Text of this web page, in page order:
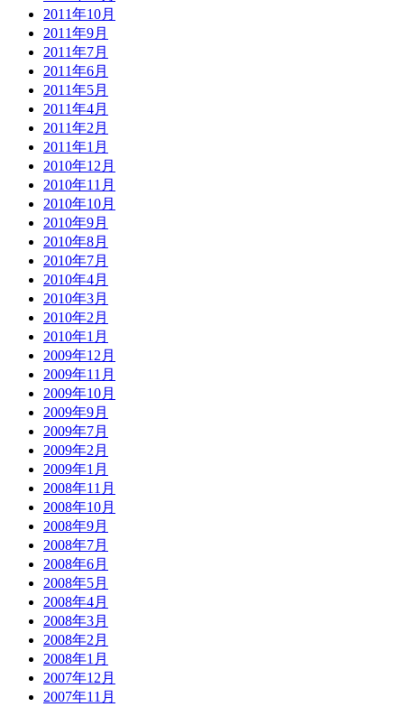
2011年10月
2011年9月
2011年7月
2011年6月
2011年5月
2011年4月
2011年2月
2011年1月
2010年12月
2010年11月
2010年10月
2010年9月
2010年8月
2010年7月
2010年4月
2010年3月
2010年2月
2010年1月
2009年12月
2009年11月
2009年10月
2009年9月
2009年7月
2009年2月
2009年1月
2008年11月
2008年10月
2008年9月
2008年7月
2008年6月
2008年5月
2008年4月
2008年3月
2008年2月
2008年1月
2007年12月
2007年11月